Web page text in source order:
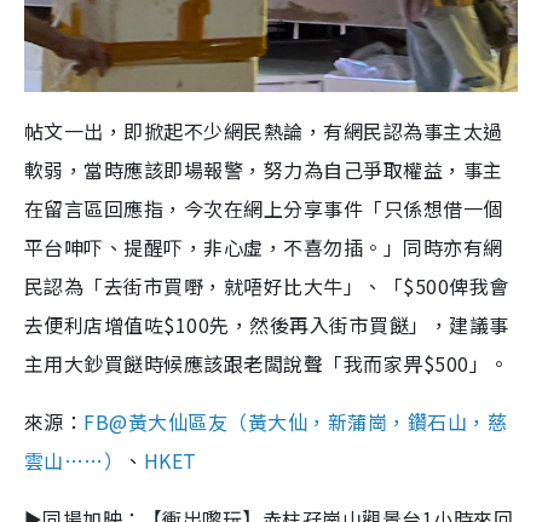
帖文一出，即掀起不少網民熱論，有網民認為事主太過
軟弱，當時應該即場報警，努力為自己爭取權益，事主
在留言區回應指，今次在網上分享事件「只係想借一個
平台呻吓、提醒吓，非心虛，不喜勿插。」同時亦有網
民認為「去街市買嘢，就唔好比大牛」、「$500俾我會
去便利店增值咗$100先，然後再入街市買餸」，建議事
主用大鈔買餸時候應該跟老闆說聲「我而家畀$500」。
來源： FB@黃大仙區友（黃大仙，新蒲崗，鑽石山，慈
雲山……）
、 HKET